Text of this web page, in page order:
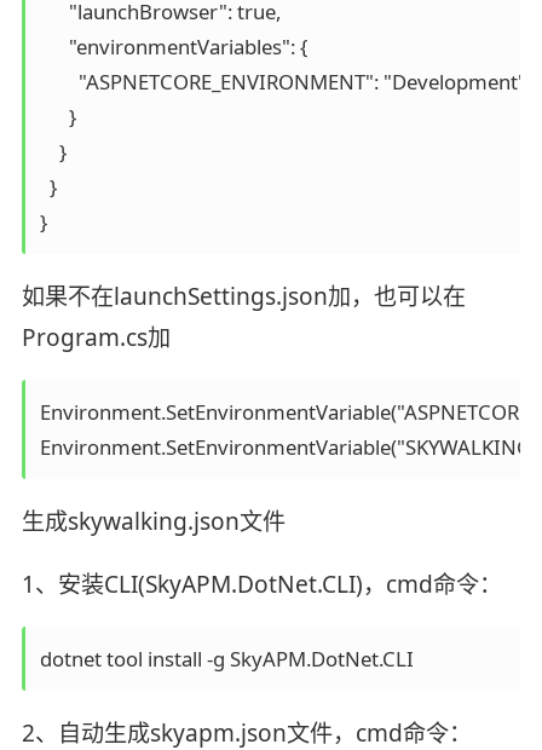
      "launchBrowser": true,
      "environmentVariables": {
        "ASPNETCORE_ENVIRONMENT": "Development"
      }
    }
  }
}
如果不在launchSettings.json加，也可以在
Program.cs加
生成skywalking.json文件
1、安装CLI(SkyAPM.DotNet.CLI)，cmd命令：
dotnet tool install -g SkyAPM.DotNet.CLI
2、自动生成skyapm.json文件，cmd命令：